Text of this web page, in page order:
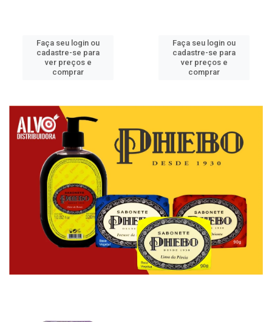
Faça seu login ou
cadastre-se para
ver preços e
comprar
Faça seu login ou
cadastre-se para
ver preços e
comprar